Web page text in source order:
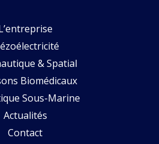
& Spatial
Biomédicaux
Sous-Marine
Actualités
Contact